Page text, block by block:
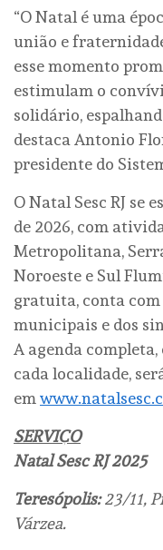
“O Natal é uma
união e
esse momento
estimulam o
solidário,
destaca Antonio
presidente do
O Natal Sesc RJ se
de 2026, com
Metropolitana,
Noroeste e Sul
gratuita, conta
municipais e dos
A agenda
cada localidade,
em
SERVIÇO
Natal Sesc RJ 2025
Teresópolis:23/11,
Várzea.